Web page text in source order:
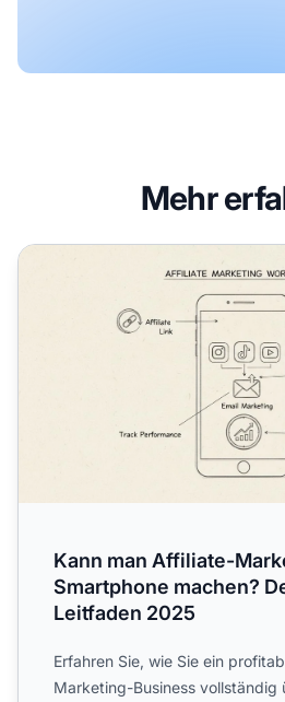
Mehr
Kann man Affiliate-Marketing
Kann man Affiliate-
Smartphone machen?
Leitfaden 2025
Erfahren Sie, wie Sie ein
Marketing-Business vollständig